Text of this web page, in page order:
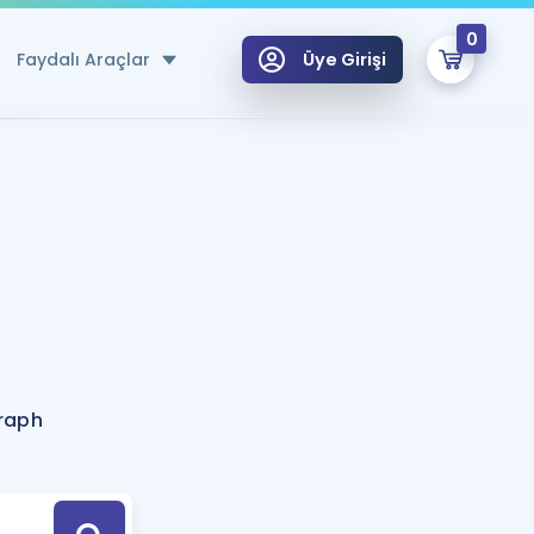
Faydalı Araçlar
Hesaplama Aracı
için Öneriler
Tek Takvimde
Üye Girişi
0
Hoca ile seni sınava hazırlayacak onlarca eğitim seni bekliyor!